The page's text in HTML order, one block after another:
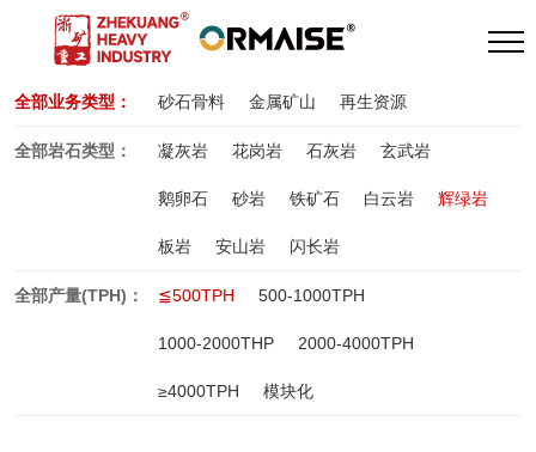
全部业务类型： 砂石骨料 金属矿山 再生资源
全部岩石类型： 凝灰岩 花岗岩 石灰岩 玄武岩
鹅卵石 砂岩 铁矿石 白云岩 辉绿岩
板岩 安山岩 闪长岩
全部产量(TPH)： ≦500TPH 500-1000TPH
1000-2000THP 2000-4000TPH
≥4000TPH 模块化